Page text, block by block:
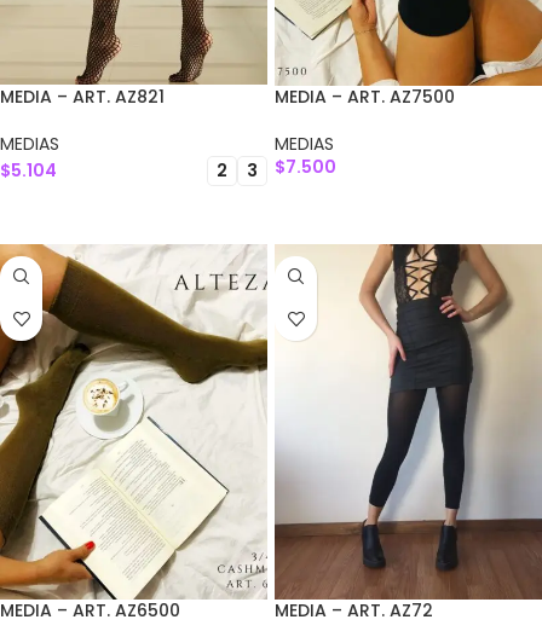
MEDIA – ART. AZ821
MEDIAS
$5.104 2 3
MEDIA – ART. AZ7500
MEDIAS
$7.500
MEDIA – ART. AZ6500
MEDIA – ART. AZ72